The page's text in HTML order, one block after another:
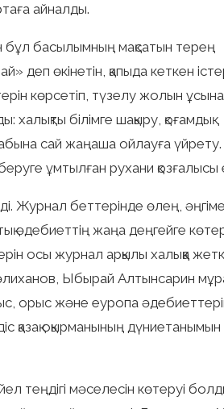
айналды.
басылымның мақсатын терең
деп өкінетін, қапыда кеткен
көрсетіп, түзелу жолын
білімге шақыру, қоғамдық
сай жаңаша ойлауға
ұмтылған рухани қозғалысы
Журнал беттерінде өлең,
әдебиеттің жаңа деңгейге
осы журнал арқылы халыққа
Ыбырай Алтынсарин
орыс және еуропа
қазақ оқырманының дүниетанымын
теңдігі мәселесін көтеруі